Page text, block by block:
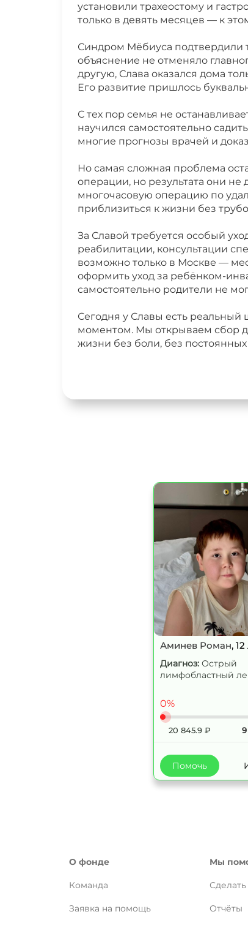
установили трахеостому и
только в девять месяцев — к
Синдром Мёбиуса подтвердили
объяснение не отменяло
другую, Слава оказался дома
Его развитие пришлось
С тех пор семья не
научился самостоятельно
многие прогнозы врачей и
Но самая сложная проблема
операции, но результата они
многочасовую операцию по
приблизиться к жизни без
За Славой требуется особый
реабилитации, консультации
возможно только в Москве —
оформить уход за ребёнком-
самостоятельно родители не
Сегодня у Славы есть реальный
моментом. Мы открываем сбор
жизни без боли, без
13.04.2026 НОВОСТИ
06.04.2026 НОВОСТИ
24.03.2026 НОВОСТИ
17.03.2026 НОВОСТИ
10.03.2026 НОВОСТИ
Аминев Роман,
Диагноз: Острый
лимфобластный
0%
20 845.9 ₽
Помочь
О фонде
Команда
Заявка на помощь
Мы
Отчёты